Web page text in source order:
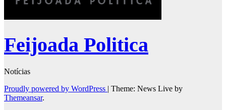
Feijoada Politica
Notícias
Proudly powered by WordPress | Theme: News Live by
Themeansar.